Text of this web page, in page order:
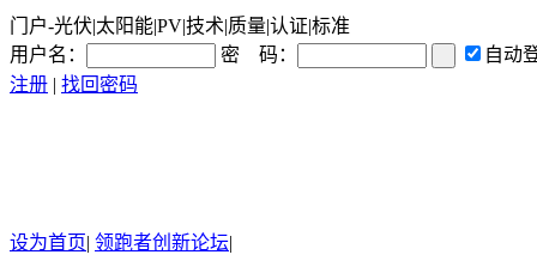
门户-光伏|太阳能|PV|技术|质量|认证|标准
用户名：
密 码：
自动
注册 | 找回密码
设为首页| 领跑者创新论坛|